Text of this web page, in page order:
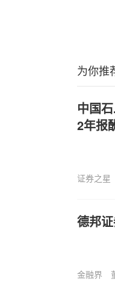
为你推
中国
2年报
证券之星
德邦
金融界